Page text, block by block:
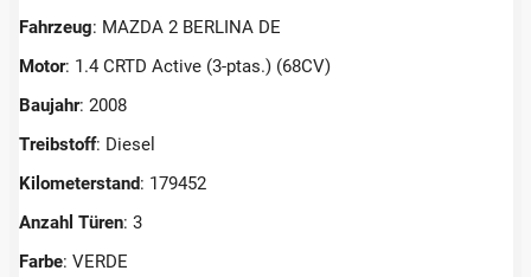
Fahrzeug: MAZDA 2 BERLINA DE
Motor: 1.4 CRTD Active (3-ptas.) (68CV)
Baujahr: 2008
Treibstoff: Diesel
Kilometerstand: 179452
Anzahl Türen: 3
Farbe: VERDE